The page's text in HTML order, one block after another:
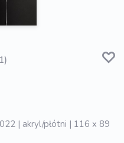
| akryl/płótni | 116 x 89